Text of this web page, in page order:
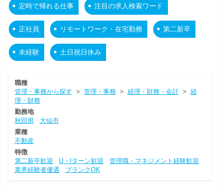
定時で帰れる仕事 注目の求人検索ワード
正社員 リモートワーク・在宅勤務 第二新卒
未経験 土日祝日休み
職種
管理・事務から探す > 管理・事務> 経理・財務・会計> 経
理・財務
勤務地
秋田県
大仙市
業種
不動産
特徴
第二新卒歓迎
U・Iターン歓迎
管理職・マネジメント経験歓迎
業界経験者優遇
ブランクOK